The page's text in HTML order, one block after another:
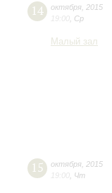
14 октября 2015
19:00 Ср
Малый зал
15 октября 2015
19:00 Чт